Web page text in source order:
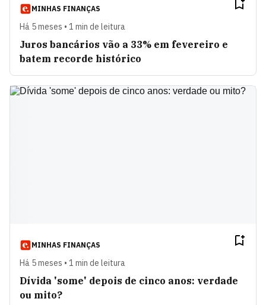
MINHAS FINANÇAS
Há 5 meses • 1 min de leitura
Juros bancários vão a 33% em fevereiro e
batem recorde histórico
MINHAS FINANÇAS
Há 5 meses • 1 min de leitura
Dívida 'some' depois de cinco anos: verdade
ou mito?